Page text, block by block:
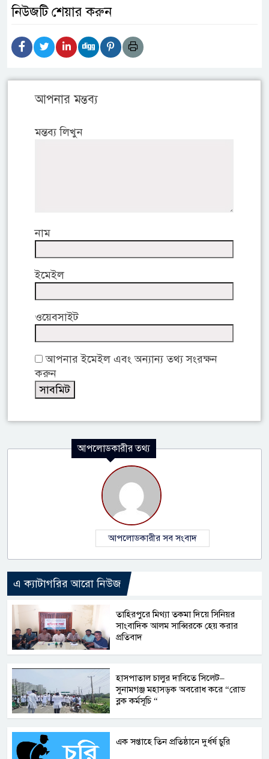
নিউজটি শেয়ার করুন
আপনার মন্তব্য
মন্তব্য লিখুন
নাম
ইমেইল
ওয়েবসাইট
আপনার ইমেইল এবং অন্যান্য তথ্য সংরক্ষন
করুন
আপলোডকারীর তথ্য
আপলোডকারীর সব সংবাদ
এ ক্যাটাগরির আরো নিউজ
তাহিরপুরে মিথ্যা তকমা দিয়ে সিনিয়র
সাংবাদিক আলম সাব্বিরকে হেয় করার
প্রতিবাদ
হাসপাতাল চালুর দাবিতে সিলেট–
সুনামগঞ্জ মহাসড়ক অবরোধ করে “রোড
ব্লক কর্মসূচি “
এক সপ্তাহে তিন প্রতিষ্ঠানে দুর্ধর্ষ চুরি